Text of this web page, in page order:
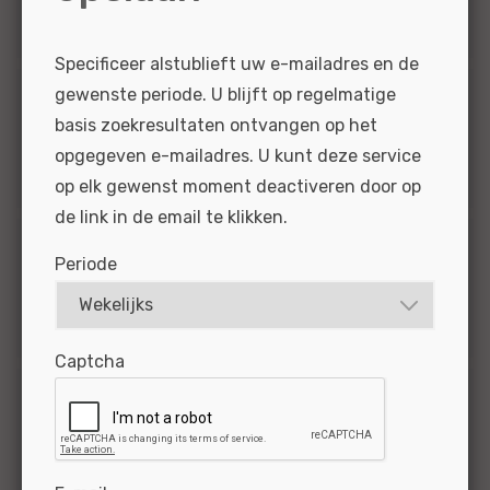
Universeel
Functiegroep
Technisch
Opleidingsniveau
MBO
Werkervaring
10 en meer jaar
Specificeer alstublieft uw e-mailadres en de
gewenste periode. U blijft op regelmatige
basis zoekresultaten ontvangen op het
opgegeven e-mailadres. U kunt deze service
op elk gewenst moment deactiveren door op
de link in de email te klikken.
Periode
Captcha